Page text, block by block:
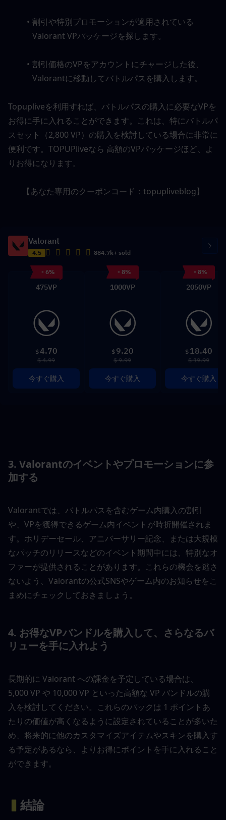
割引や特別プロモーションが適用されている
Valorant VPパッケージを探します。
割引価格のVPをアカウントにチャージした後、
Valorantに移動してバトルパスを購入します。
Topupliveを利用すれば、バトルパスの購入に必要なVPを
お得に手に入れることができます。これは、特にバトルパ
スセット（2,800 VP）の購入を検討している場合に非常に
便利です。TOPUPliveなら 高額のVPパッケージほど、よ
りお得になります。
【あなた専用のクーポンコード：topupliveblog】
Valorant
4.5 884.7k+ sold
- 6%
475VP
$4.70
$ 4.99
今すぐ購入
- 8%
1000VP
$ 9.20
$ 9.99
今すぐ購入
- 8%
2050VP
$ 18.40
$ 19.99
今すぐ購入
3. Valorantのイベントやプロモーションに参
加する
Valorantでは、バトルパスを含むゲーム内購入の割引
や、VPを獲得できるゲーム内イベントが時折開催されま
す。ホリデーセール、アニバーサリー記念、または大規模
なパッチのリリースなどのイベント期間中には、特別なオ
ファーが提供されることがあります。これらの機会を逃さ
ないよう、Valorantの公式SNSやゲーム内のお知らせをこ
まめにチェックしておきましょう。
4. お得なVPバンドルを購入して、さらなるバ
リューを手に入れよう
長期的に Valorant への課金を予定している場合は、
5,000 VP や 10,000 VP といった高額な VP バンドルの購
入を検討してください。これらのパックは 1 ポイントあ
たりの価値が高くなるように設定されていることが多いた
め、将来的に他のカスタマイズアイテムやスキンを購入す
る予定があるなら、よりお得にポイントを手に入れること
ができます。
▍ 結論